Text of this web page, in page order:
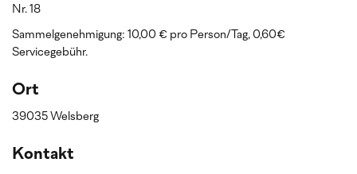
Nr. 18
Sammelgenehmigung: 10,00 € pro Person/Tag, 0,60€
Servicegebühr.
Ort
39035 Welsberg
Kontakt